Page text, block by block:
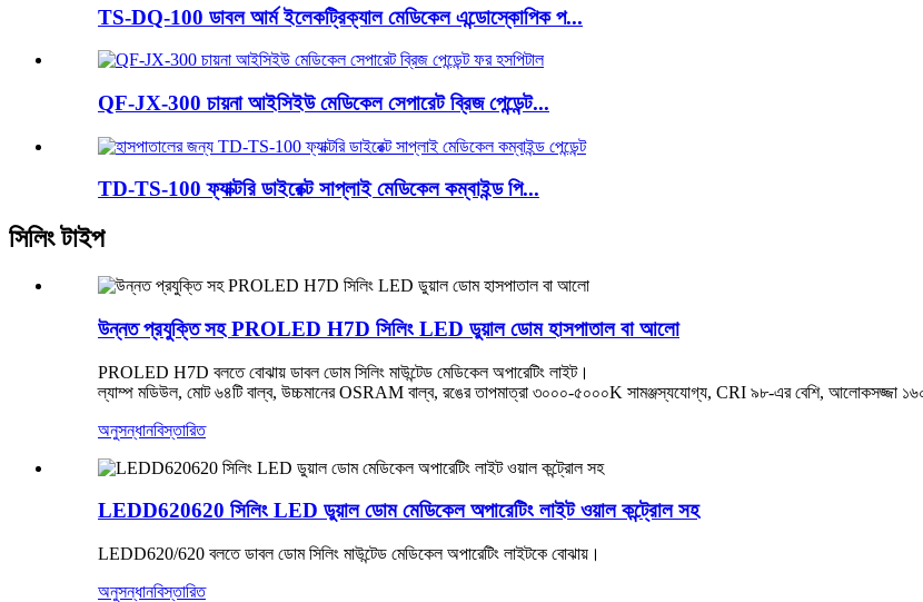
TS-DQ-100 ডাবল আর্ম ইলেকট্রিক্যাল মেডিকেল এন্ডোস্কোপিক প...
QF-JX-300 চায়না আইসিইউ মেডিকেল সেপারেট ব্রিজ পেন্ডেন্ট...
TD-TS-100 ফ্যাক্টরি ডাইরেক্ট সাপ্লাই মেডিকেল কম্বাইন্ড পি...
সিলিং টাইপ
উন্নত প্রযুক্তি সহ PROLED H7D সিলিং LED ডুয়াল ডোম হাসপাতাল বা আলো
PROLED H7D বলতে বোঝায় ডাবল ডোম সিলিং মাউন্টেড মেডিকেল অপারেটিং লাইট।
ল্যাম্প মডিউল, মোট ৬৪টি বাল্ব, উচ্চমানের OSRAM বাল্ব, রঙের তাপমাত্রা ৩০০০-৫০০০K সামঞ্জস্যযোগ্য, CRI ৯৮-এর বেশি, আলোকসজ্জা
অনুসন্ধানবিস্তারিত
LEDD620620 সিলিং LED ডুয়াল ডোম মেডিকেল অপারেটিং লাইট ওয়াল কন্ট্রোল সহ
LEDD620/620 বলতে ডাবল ডোম সিলিং মাউন্টেড মেডিকেল অপারেটিং লাইটকে বোঝায়।
অনুসন্ধানবিস্তারিত